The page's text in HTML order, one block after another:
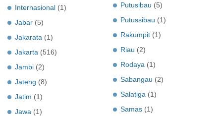
Internasional (1)
Jabar (5)
Jakarata (1)
Jakarta (516)
Jambi (2)
Jateng (8)
Jatim (1)
Jawa (1)
Putusibau (5)
Putussibau (1)
Rakumpit (1)
Riau (2)
Rodaya (1)
Sabangau (2)
Salatiga (1)
Samas (1)